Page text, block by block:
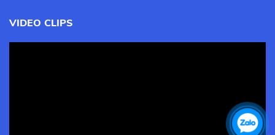
VIDEO CLIPS